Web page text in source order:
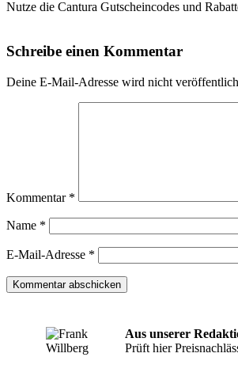
Nutze die Cantura Gutscheincodes und
Schreibe einen Kommentar
Deine E-Mail-Adresse wird nicht
Kommentar *
Name *
E-Mail-Adresse *
Aus unserer
Prüft hier